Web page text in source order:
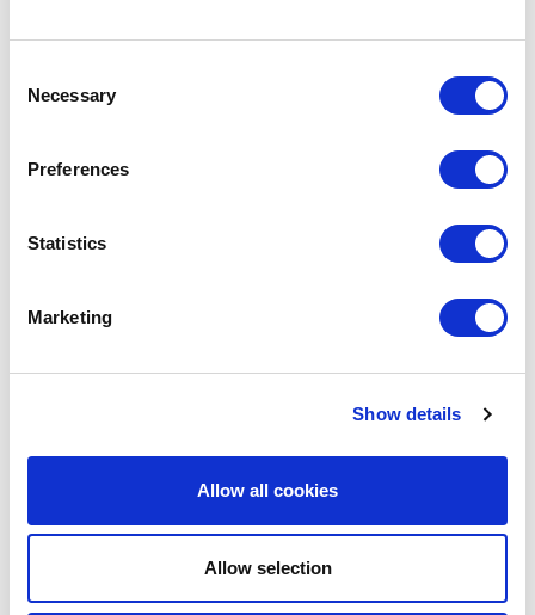
Selection
Necessary
Preferences
Statistics
Marketing
Show details
Allow all cookies
Allow selection
8,95 €